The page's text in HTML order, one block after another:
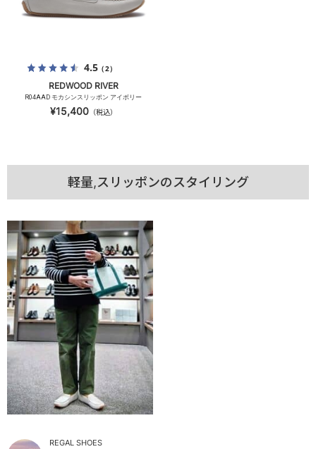
4.5（2）
REDWOOD RIVER
R04AAD モカシンスリッポン アイボリー
¥15,400（税込）
軽量,スリッポンのスタイリング
REGAL SHOES